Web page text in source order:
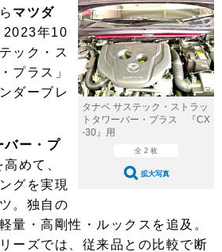
愛車 File
ストップ！不具合修理＆粗悪修理
洗車
コーティング
防錆
修理
カーメーカー「旧車」関連プロジェ
プロショップ検索
プロジ
コラム
イベントレポート
タナベ サステック・ストラッ
トタワーバー・プラス 『CX
-30』用
全 2 枚
拡大写真
マツダ
2023年10
ック・ス
プラス」
ダーブレ
バー・プ
めて、
グを実現
。独自の
量・高剛性・ルックスを追及。
ーズでは、従来品との比較で断